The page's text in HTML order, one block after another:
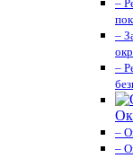
–
–
–
–
–